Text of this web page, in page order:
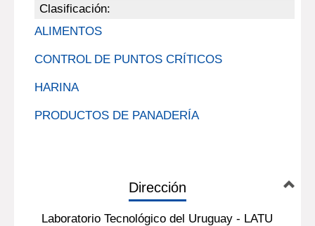
Clasificación:
ALIMENTOS
CONTROL DE PUNTOS CRÍTICOS
HARINA
PRODUCTOS DE PANADERÍA
Dirección
Laboratorio Tecnológico del Uruguay - LATU